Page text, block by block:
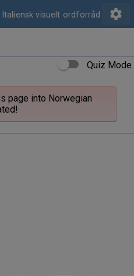
Italiensk visuelt ordforråd settings
Quiz Mode
page into Norwegian